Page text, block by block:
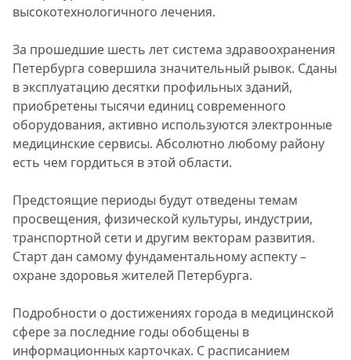
высокотехнологичного лечения.
За прошедшие шесть лет система здравоохранения
Петербурга совершила значительный рывок. Сданы
в эксплуатацию десятки профильных зданий,
приобретены тысячи единиц современного
оборудования, активно используются электронные
медицинские сервисы. Абсолютно любому району
есть чем гордиться в этой области.
Предстоящие периоды будут отведены темам
просвещения, физической культуры, индустрии,
транспортной сети и другим векторам развития.
Старт дан самому фундаментальному аспекту –
охране здоровья жителей Петербурга.
Подробности о достижениях города в медицинской
сфере за последние годы обобщены в
информационных карточках. С расписанием